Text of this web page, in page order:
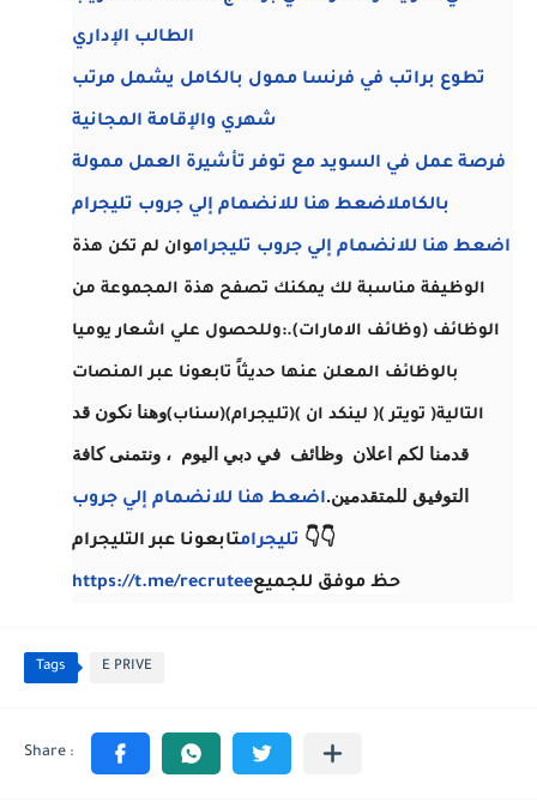
الطالب الإداري
تطوع براتب في فرنسا ممول بالكامل يشمل مرتب
شهري والإقامة المجانية
فرصة عمل في السويد مع توفر تأشيرة العمل ممولة
بالكاملاضعط هنا للانضمام إلي جروب تليجرام
اضعط هنا للانضمام إلي جروب تليجراموان لم تكن هذة
الوظيفة مناسبة لك يمكنك تصفح هذة المجموعة من
الوظائف (وظائف الامارات).:وللحصول علي اشعار يوميا
بالوظائف المعلن عنها حديثاً تابعونا عبر المنصات
التالية( تويتر )( لينكد ان )(تليجرام)(سناب)وهنا نكون قد
قدمنا لكم اعلان وظائف في دبي اليوم ، ونتمنى كافة
التوفيق للمتقدمين.اضعط هنا للانضمام إلي جروب
تليجرام تابعونا عبر التليجرام 👇👇
https://t.me/recruteeحظ موفق للجميع
Tags E PRIVE